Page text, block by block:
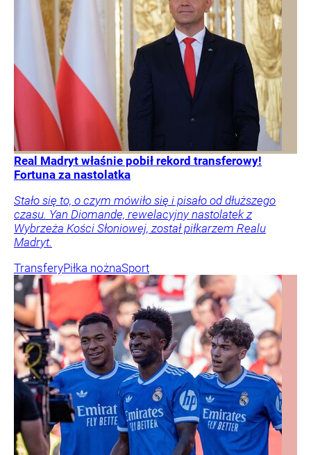
Real Madryt właśnie pobił rekord transferowy!
Fortuna za nastolatka
Stało się to, o czym mówiło się i pisało od dłuższego
czasu. Yan Diomande, rewelacyjny nastolatek z
Wybrzeża Kości Słoniowej, został piłkarzem Realu
Madryt.
TransferyPiłka nożnaSport